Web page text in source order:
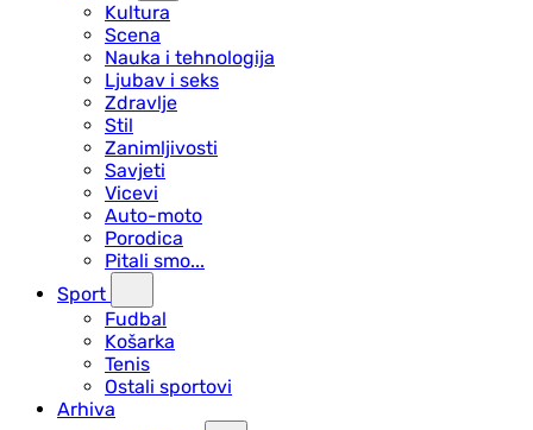
Kultura
Scena
Nauka i tehnologija
Ljubav i seks
Zdravlje
Stil
Zanimljivosti
Savjeti
Vicevi
Auto-moto
Porodica
Pitali smo...
Sport
Fudbal
Košarka
Tenis
Ostali sportovi
Arhiva